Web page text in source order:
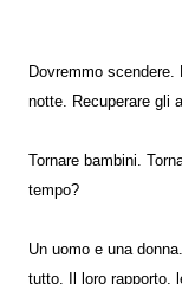
Dovremmo
notte. Recuperare gli
Tornare bambini.
tempo?
Un uomo e una
tutto. Il loro rapporto,